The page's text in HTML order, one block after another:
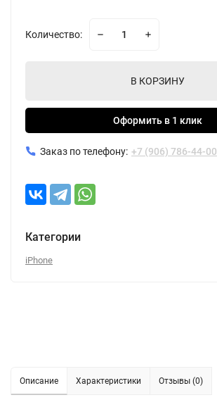
Количество:
В КОРЗИНУ
Оформить в 1 клик
Заказ по телефону: +7 (906) 786-44-00
Категории
iPhone
Описание Характеристики Отзывы (0)